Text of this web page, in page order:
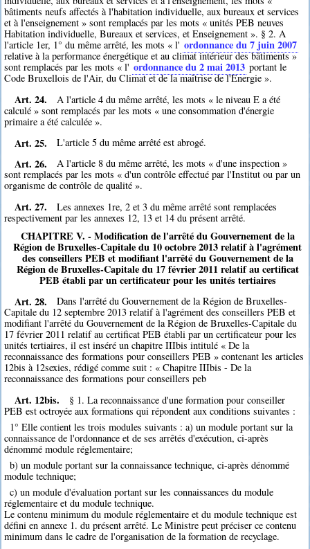
bâtiments neufs affectés à l'habitation individuelle, aux bureaux et services
et à l'enseignement » sont remplacés par les mots « unités PEB neuves
Habitation individuelle, Bureaux et services, et Enseignement ». § 2. A
l'article 1er, 1° du même arrêté, les mots « l' ordonnance du 7 juin 2007
relative à la performance énergétique et au climat intérieur des bâtiments »
sont remplacés par les mots « l' ordonnance du 2 mai 2013 portant le
Code Bruxellois de l'Air, du Climat et de la maîtrise de l'Energie ».
Art. 24.
A l'article 4 du même arrêté, les mots « le niveau E a été
calculé » sont remplacés par les mots « une consommation d'énergie
primaire a été calculée ».
Art. 25. L'article 5 du même arrêté est abrogé.
Art. 26.
A l'article 8 du même arrêté, les mots « d'une inspection »
sont remplacés par les mots « d'un contrôle effectué par l'Institut ou par un
organisme de contrôle de qualité ».
Art. 27.
Les annexes 1re, 2 et 3 du même arrêté sont remplacées
respectivement par les annexes 12, 13 et 14 du présent arrêté.
CHAPITRE V. - Modification de l'arrêté du Gouvernement de la
Région de Bruxelles-Capitale du 10 octobre 2013 relatif à l'agrément
des conseillers PEB et modifiant l'arrêté du Gouvernement de la
Région de Bruxelles-Capitale du 17 février 2011 relatif au certificat
PEB établi par un certificateur pour les unités tertiaires
Art. 28.
Dans l'arrêté du Gouvernement de la Région de Bruxelles-
Capitale du 12 septembre 2013 relatif à l'agrément des conseillers PEB et
modifiant l'arrêté du Gouvernement de la Région de Bruxelles-Capitale du
17 février 2011 relatif au certificat PEB établi par un certificateur pour les
unités tertiaires, il est inséré un chapitre IIIbis intitulé « De la
reconnaissance des formations pour conseillers PEB » contenant les articles
12bis à 12sexies, rédigé comme suit : « Chapitre IIIbis - De la
reconnaissance des formations pour conseillers peb
Art. 12bis.
§ 1. La reconnaissance d'une formation pour conseiller
PEB est octroyée aux formations qui répondent aux conditions suivantes :
1° Elle contient les trois modules suivants : a) un module portant sur la
connaissance de l'ordonnance et de ses arrêtés d'exécution, ci-après
dénommé module réglementaire;
b) un module portant sur la connaissance technique, ci-après dénommé
module technique;
c) un module d'évaluation portant sur les connaissances du module
réglementaire et du module technique.
Le contenu minimum du module réglementaire et du module technique est
défini en annexe 1. du présent arrêté. Le Ministre peut préciser ce contenu
minimum dans le cadre de l'organisation de la formation de recyclage.